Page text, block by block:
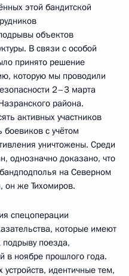
этой бандитской
объектов
В связи с особой
принято решение
которую мы проводили
2–3 марта
района.
активных участников
с учётом
уничтожены. Среди
однозначно доказано, что
на Северном
он же Тихомиров.
спецоперации
которые имеют
поезда,
в ноябре прошлого года.
идентичные тем,